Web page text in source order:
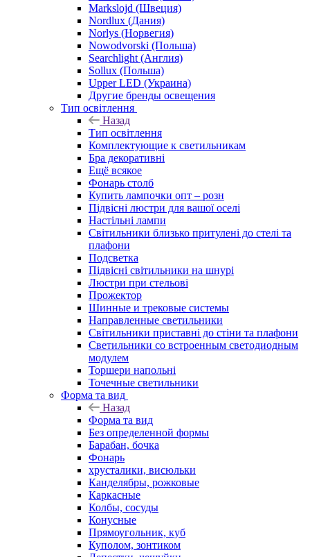
Markslojd (Швеция)
Nordlux (Дания)
Norlys (Норвегия)
Nowodvorski (Польша)
Searchlight (Англия)
Sollux (Польша)
Upper LED (Украина)
Другие бренды освещения
Тип освітлення
Назад
Тип освітлення
Комплектующие к светильникам
Бра декоративні
Ещё всякое
Фонарь столб
Купить лампочки опт – розн
Підвісні люстри для вашої оселі
Настільні лампи
Світильники близько притулені до стелі та
плафони
Подсветка
Підвісні світильники на шнурі
Люстри при стельові
Прожектор
Шинные и трековые системы
Направленные светильники
Світильники приставні до стіни та плафони
Светильники со встроенным светодиодным
модулем
Торшери напольні
Точечные светильники
Форма та вид
Назад
Форма та вид
Без определенной формы
Барабан, бочка
Фонарь
хрусталики, висюльки
Канделябры, рожковые
Каркасные
Колбы, сосуды
Конусные
Прямоугольник, куб
Куполом, зонтиком